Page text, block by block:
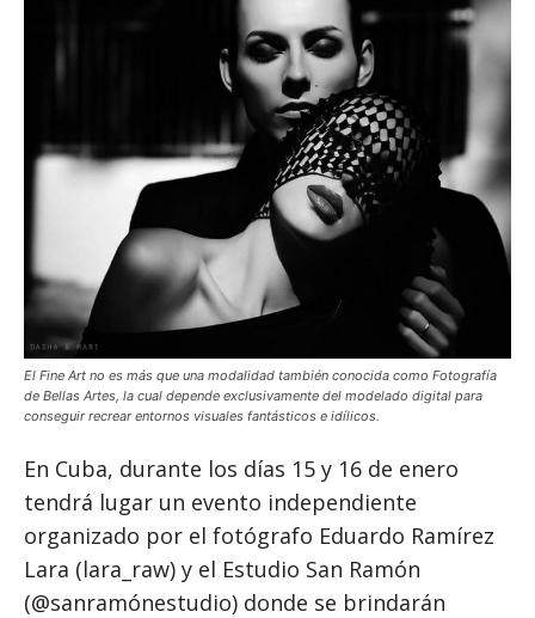
El Fine Art no es más que una modalidad también conocida como Fotografía
de Bellas Artes, la cual depende exclusivamente del modelado digital para
conseguir recrear entornos visuales fantásticos e idílicos.
En Cuba, durante los días 15 y 16 de enero
tendrá lugar un evento independiente
organizado por el fotógrafo Eduardo Ramírez
Lara (lara_raw) y el Estudio San Ramón
(@sanramónestudio) donde se brindarán